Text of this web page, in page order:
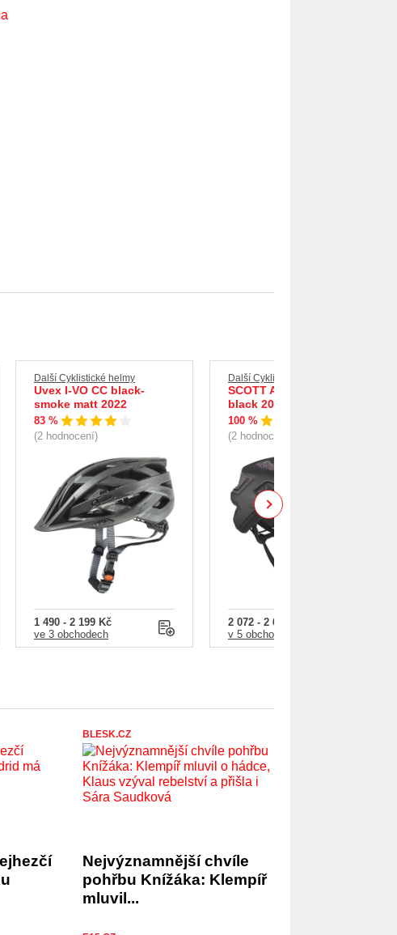
Další Cyklistické helmy
Uvex I-VO CC black-
smoke matt 2022
83 %
(2 hodnocení)
1 490 - 2 199 Kč
ve 3 obchodech
Další Cyklistické helmy
SCOTT ARX Plus granite
black 2022
100 %
(2 hodnocení)
2 072 - 2 690 Kč
v 5 obchodech
Next
BLESK.CZ
Nejvýznamnější chvíle
pohřbu Knížáka: Klempíř
mluvil...